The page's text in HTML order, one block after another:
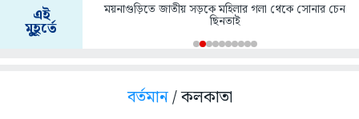
এই
মুহূর্তে
ময়নাগুড়িতে জাতীয় সড়কে মহিলার গলা থেকে সোনার চেন
ছিনতাই
বর্তমান/ কলকাতা